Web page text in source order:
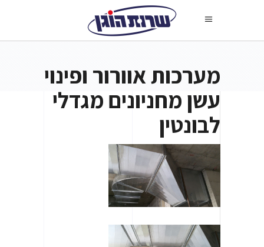
מערכות אוורור ופינוי
עשן מחניונים מגדלי
לבונטין